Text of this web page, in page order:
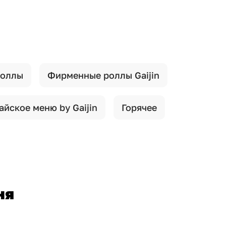
Фирменные роллы Gaijin
меню by Gaijin Горячее